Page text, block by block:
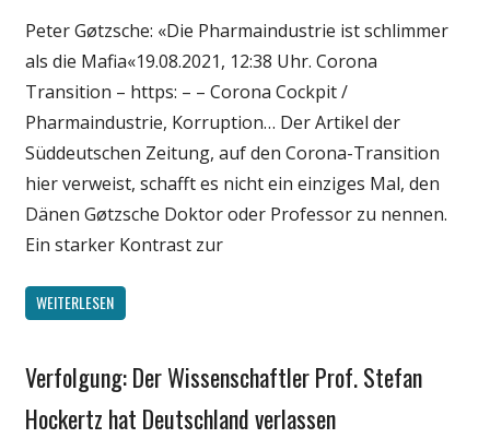
Wirtschaft
Wissenschaft
Peter Gøtzsche: «Die Pharmaindustrie ist schlimmer
als die Mafia«19.08.2021, 12:38 Uhr. Corona
Transition – https: – – Corona Cockpit /
Pharmaindustrie, Korruption… Der Artikel der
Süddeutschen Zeitung, auf den Corona-Transition
hier verweist, schafft es nicht ein einziges Mal, den
Dänen Gøtzsche Doktor oder Professor zu nennen.
Ein starker Kontrast zur
WEITERLESEN
Gesellschaft
Medien
Verfolgung: Der Wissenschaftler Prof. Stefan
Hockertz hat Deutschland verlassen